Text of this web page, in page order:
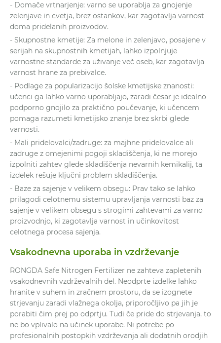
- Domače vrtnarjenje: varno se uporablja za gnojenje
zelenjave in cvetja, brez ostankov, kar zagotavlja varnost
doma pridelanih proizvodov.
- Skupnostne kmetije: Za melone in zelenjavo, posajene v
serijah na skupnostnih kmetijah, lahko izpolnjuje
varnostne standarde za uživanje več oseb, kar zagotavlja
varnost hrane za prebivalce.
- Podlage za popularizacijo šolske kmetijske znanosti:
učenci ga lahko varno uporabljajo, zaradi česar je idealno
podporno gnojilo za praktično poučevanje, ki učencem
pomaga razumeti kmetijsko znanje brez skrbi glede
varnosti.
- Mali pridelovalci/zadruge: za majhne pridelovalce ali
zadruge z omejenimi pogoji skladiščenja, ki ne morejo
izpolniti zahtev glede skladiščenja nevarnih kemikalij, ta
izdelek rešuje ključni problem skladiščenja.
- Baze za sajenje v velikem obsegu: Prav tako se lahko
prilagodi celotnemu sistemu upravljanja varnosti baz za
sajenje v velikem obsegu s strogimi zahtevami za varno
proizvodnjo, ki zagotavlja varnost in učinkovitost
celotnega procesa sajenja.
Vsakodnevna uporaba in vzdrževanje
RONGDA Safe Nitrogen Fertilizer ne zahteva zapletenih
vsakodnevnih vzdrževalnih del. Neodprte izdelke lahko
hranite v suhem in zračnem prostoru, da se izognete
strjevanju zaradi vlažnega okolja, priporočljivo pa jih je
porabiti čim prej po odprtju. Tudi če pride do strjevanja, to
ne bo vplivalo na učinek uporabe. Ni potrebe po
profesionalnih postopkih vzdrževanja ali dodatnih orodjih